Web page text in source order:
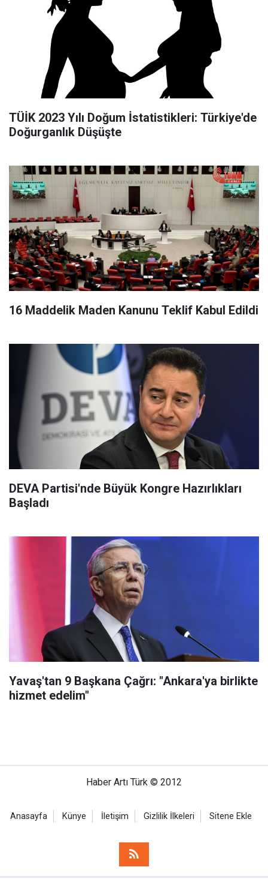
TÜİK 2023 Yılı Doğum İstatistikleri: Türkiye'de
Doğurganlık Düşüşte
16 Maddelik Maden Kanunu Teklif Kabul Edildi
DEVA Partisi'nde Büyük Kongre Hazırlıkları
Başladı
Yavaş'tan 9 Başkana Çağrı: "Ankara'ya birlikte
hizmet edelim"
Haber Artı Türk © 2012
Anasayfa Künye İletişim Gizlilik İlkeleri Sitene Ekle